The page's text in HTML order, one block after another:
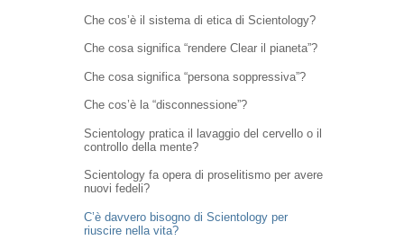
Che cos’è il sistema di etica di Scientology?
Che cosa significa “rendere Clear il pianeta”?
Che cosa significa “persona soppressiva”?
Che cos’è la “disconnessione”?
Scientology pratica il lavaggio del cervello o il
controllo della mente?
Scientology fa opera di proselitismo per avere
nuovi fedeli?
C’è davvero bisogno di Scientology per
riuscire nella vita?